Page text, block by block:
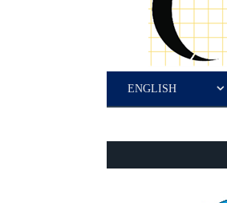
ENGLISH